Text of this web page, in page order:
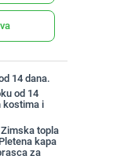
14 dana.
od 14
kostima i
topla
kapa
za